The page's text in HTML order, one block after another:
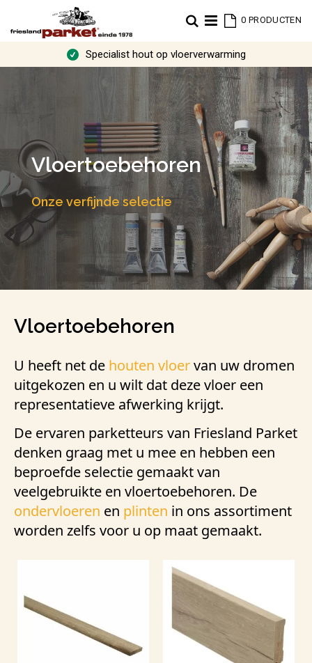
0 PRODUCTEN
Zoek
Specialist hout op vloerverwarming
Vloertoebehoren
Onze verfijnde selectie
Vloertoebehoren
U heeft net de houten vloervan uw dromen
uitgekozen en u wilt dat deze vloer een
representatieve afwerking krijgt.
De ervaren parketteurs van Friesland Parket
denken graag met u mee en hebben een
beproefde selectie gemaakt van
veelgebruikte en vloertoebehoren. De
ondervloeren en plinten in ons assortiment
worden zelfs voor u op maat gemaakt.